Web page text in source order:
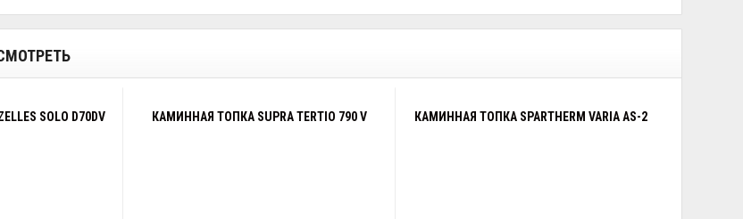
SOLO D70DV КАМИННАЯ ТОПКА SUPRA TERTIO 790 V КАМИННАЯ ТОПКА SPARTHERM VARIA AS-2